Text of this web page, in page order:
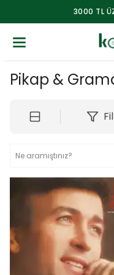
3000 TL
Pikap &